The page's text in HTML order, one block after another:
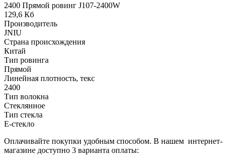
2400 Прямой ровинг J107-2400W
129,6 Кб
Производитель
JNIU
Страна происхождения
Китай
Тип ровинга
Прямой
Линейная плотность, текс
2400
Тип волокна
Стеклянное
Тип стекла
Е-стекло
Оплачивайте покупки удобным способом. В нашем интернет-
магазине доступно 3 варианта оплаты: